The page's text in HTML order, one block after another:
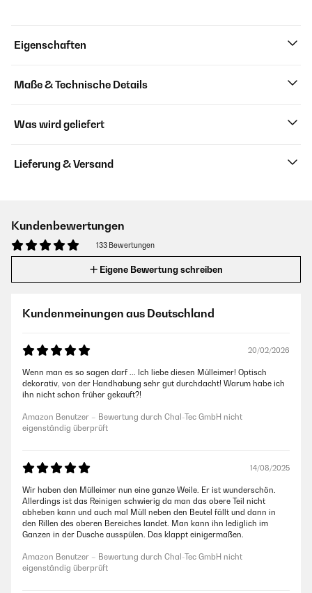
Eigenschaften
Maße & Technische Details
Was wird geliefert
Lieferung & Versand
Kundenbewertungen
133 Bewertungen
Eigene Bewertung schreiben
Kundenmeinungen aus Deutschland
20/02/2026
Wenn man es so sagen darf ... Ich liebe diesen Mülleimer! Optisch
dekorativ, von der Handhabung sehr gut durchdacht! Warum habe ich
ihn nicht schon früher gekauft?!
Amazon Benutzer – Bewertung durch Chal-Tec GmbH nicht
eigenständig überprüft
14/08/2025
Wir haben den Mülleimer nun eine ganze Weile. Er ist wunderschön.
Allerdings ist das Reinigen schwierig da man das obere Teil nicht
abheben kann und auch mal Müll neben den Beutel fällt und dann in
den Rillen des oberen Bereiches landet. Man kann ihn lediglich im
Ganzen in der Dusche ausspülen. Das klappt einigermaßen.
Amazon Benutzer – Bewertung durch Chal-Tec GmbH nicht
eigenständig überprüft